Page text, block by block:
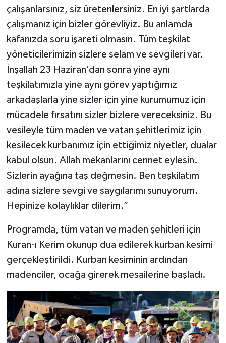
çalışanlarsınız, siz üretenlersiniz. En iyi şartlarda
çalışmanız için bizler görevliyiz. Bu anlamda
kafanızda soru işareti olmasın. Tüm teşkilat
yöneticilerimizin sizlere selam ve sevgileri var.
İnşallah 23 Haziran’dan sonra yine aynı
teşkilatımızla yine aynı görev yaptığımız
arkadaşlarla yine sizler için yine kurumumuz için
mücadele fırsatını sizler bizlere vereceksiniz. Bu
vesileyle tüm maden ve vatan şehitlerimiz için
kesilecek kurbanımız için ettiğimiz niyetler, dualar
kabul olsun. Allah mekanlarını cennet eylesin.
Sizlerin ayağına taş değmesin. Ben teşkilatım
adına sizlere sevgi ve saygılarımı sunuyorum.
Hepinize kolaylıklar dilerim.”
Programda, tüm vatan ve maden şehitleri için
Kuran-ı Kerim okunup dua edilerek kurban kesimi
gerçekleştirildi. Kurban kesiminin ardından
madenciler, ocağa girerek mesailerine başladı.